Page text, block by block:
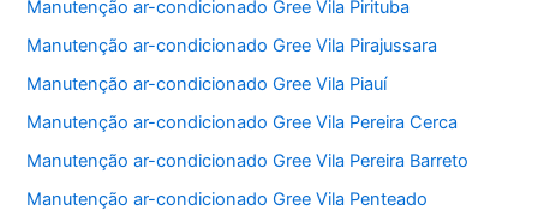
Manutenção ar-condicionado Gree Vila Pirituba
Manutenção ar-condicionado Gree Vila Pirajussara
Manutenção ar-condicionado Gree Vila Piauí
Manutenção ar-condicionado Gree Vila Pereira Cerca
Manutenção ar-condicionado Gree Vila Pereira Barreto
Manutenção ar-condicionado Gree Vila Penteado